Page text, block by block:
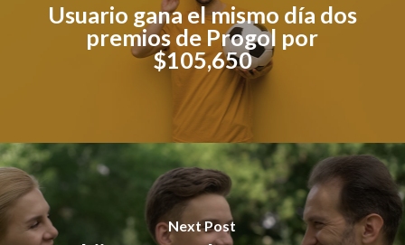
Usuario gana el mismo día dos
premios de Progol por
$105,650
Next Post